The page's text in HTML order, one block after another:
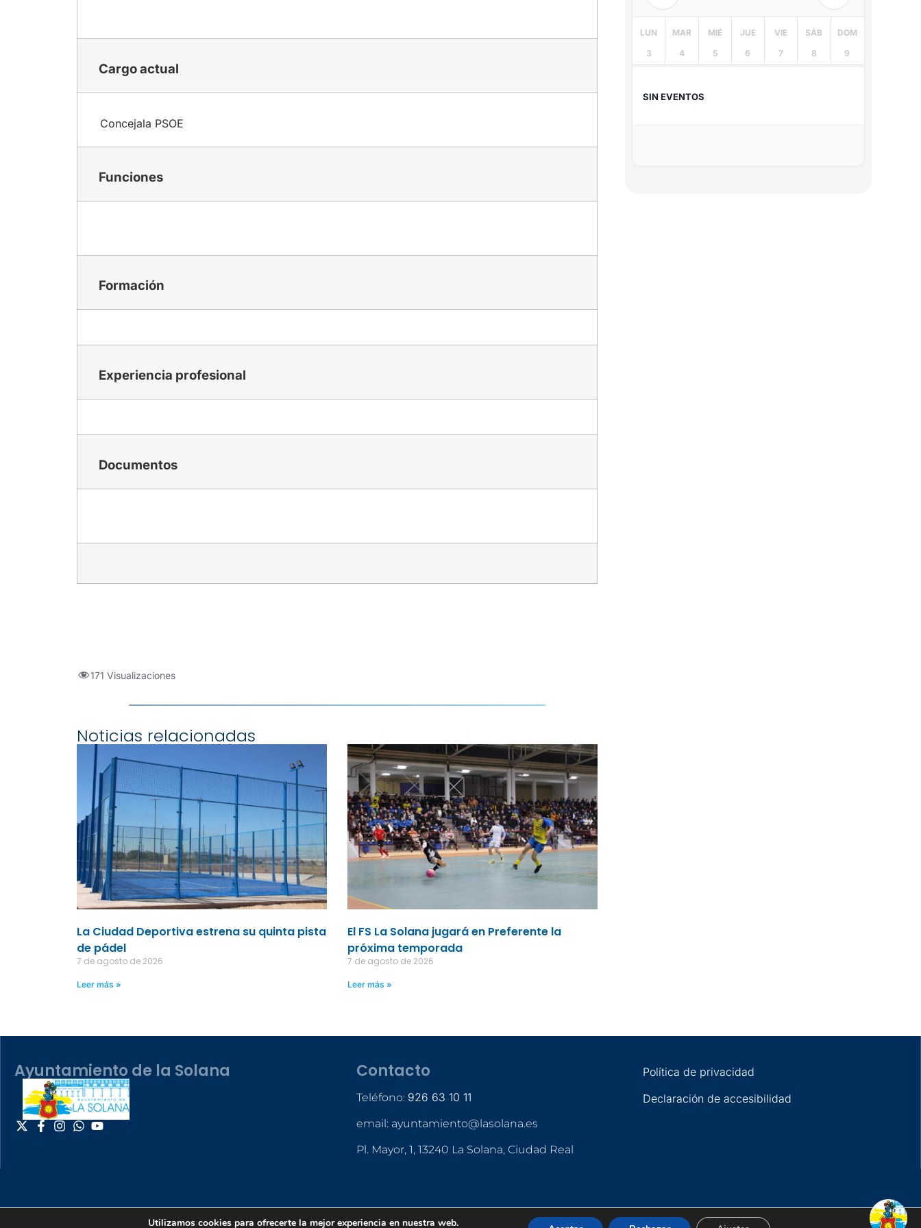
Cargo actual
Concejala PSOE
Funciones
Formación
Experiencia profesional
Documentos
171 Visualizaciones
Noticias relacionadas
La Ciudad Deportiva estrena su quinta pista
de pádel
7 de agosto de 2026
Leer más »
El FS La Solana jugará en Preferente la
próxima temporada
7 de agosto de 2026
Leer más »
LUN
3
MAR
4
MIÉ
5
JUE
6
VIE
7
SÁB
8
DOM
9
SIN EVENTOS
Ayuntamiento de la Solana Contacto
Teléfono: 926 63 10 11
email: ayuntamiento@lasolana.es
Pl. Mayor, 1, 13240 La Solana, Ciudad Real
Política de privacidad
Declaración de accesibilidad
Utilizamos cookies para ofrecerte la mejor experiencia en nuestra web.